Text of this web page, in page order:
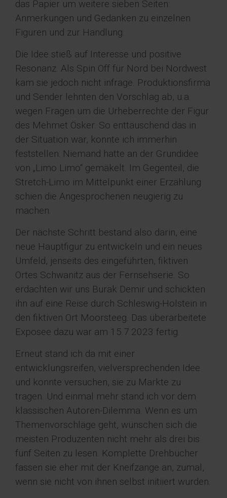
das Papier um weitere sieben Seiten:
Anmerkungen und Gedanken zu einzelnen
Figuren und zur Handlung.
Die Idee stieß auf Interesse und positive
Resonanz. Als Spin Off für Nord bei Nordwest
kam sie jedoch nicht infrage. Produktionsfirma
und Sender lehnten den Vorschlag ab, u.a.
wegen Fragen um die Urheberrechte der Figur
des Mehmet Ösker. So enttäuschend das in
der Situation war, konnte ich immerhin
feststellen: Niemand hatte an der Grundidee
von „Limo Limo“ gemäkelt. Im Gegenteil, die
Stretch-Limo im Mittelpunkt einer Erzählung
schien die Angesprochenen neugierig zu
machen.
Der nächste Schritt bestand also darin, eine
neue Hauptfigur zu entwickeln und ein neues
Umfeld, jenseits des eingeführten, fiktiven
Ortes Schwanitz aus der Fernsehserie. So
erdachten wir uns Burak Demir und schickten
ihn auf eine Reise durch Schleswig-Holstein in
den fiktiven Ort Moorsteeg. Das überarbeitete
Exposee dazu war am 15.7.2023 fertig.
Erneut stand ich da mit einer
entwicklungsreifen, vielversprechenden Idee
und konnte versuchen, sie zu Markte zu
tragen. Und einmal mehr stand ich vor dem
klassischen Autoren-Dilemma. Wenn es um
Themenvorschläge geht, wünschen sich die
meisten Produzenten nicht mehr als drei bis
fünf Seiten zu lesen. Komplette Drehbücher
fassen sie eher mit der Kneifzange an, zumal,
wenn sie nicht von ihnen selbst initiiert wurden.